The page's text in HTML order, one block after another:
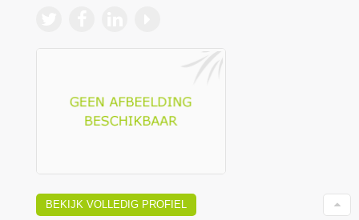
BEKIJK VOLLEDIG PROFIEL